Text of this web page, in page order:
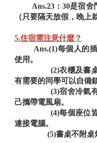
Ans.23：30是宿舍門
（只要隔天放假，晚上
5.住宿需注意什麼？
Ans.(1)每個人的
使用。
(2)衣櫃及書桌邊
有需要的同學可以自備
(3)宿舍冷氣有開
己攜帶電風扇。
(4)每個座位皆有
連接電腦。
(5)書桌不附桌燈，